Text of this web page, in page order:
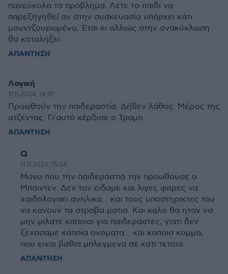
πανεύκολα το πρόβλημα. Λέτε το παιδί να
παρεξηγηθεί αν στην συσκευασία υπάρχει κάτι
μουντζουρωμένο; Έτσι κι αλλιώς στην ανακύκλωση
θα καταλήξει.
ΑΠΑΝΤΗΣΗ
Λογική
11.11.2024, 14:35
Προωθούν την παιδεραστία. Δήθεν λάθος. Μέρος της
ατζέντας. Γι'αυτό κέρδισε ο Τραμπ.
ΑΠΑΝΤΗΣΗ
Q
11.11.2024, 15:54
Μονο που την παιδεραστια την προωθουσε ο
Μπαιντεν. Δεν τον ειδαμε και λιγες φορες να
χαιδολογαει ανηλικα... και τους υποστηρικτες του
να κανουν τα στραβα ματια. Και καλο θα ηταν να
μην μιλατε καποιοι για παιδεραστες, γιατι δεν
ξεχασαμε καποια ονοματα... και καποιο κομμα,
που ειναι βαθια μπλεγμενα σε κατι τετοια.
ΑΠΑΝΤΗΣΗ